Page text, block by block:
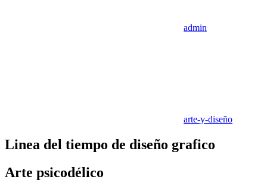
admin
arte-y-diseño
Linea del tiempo de diseño grafico
Arte psicodélico